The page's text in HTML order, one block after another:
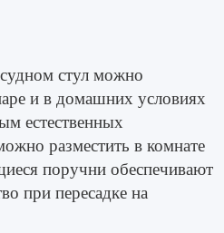
стул можно
и в домашних условиях
естественных
разместить в комнате
поручни обеспечивают
при пересадке на